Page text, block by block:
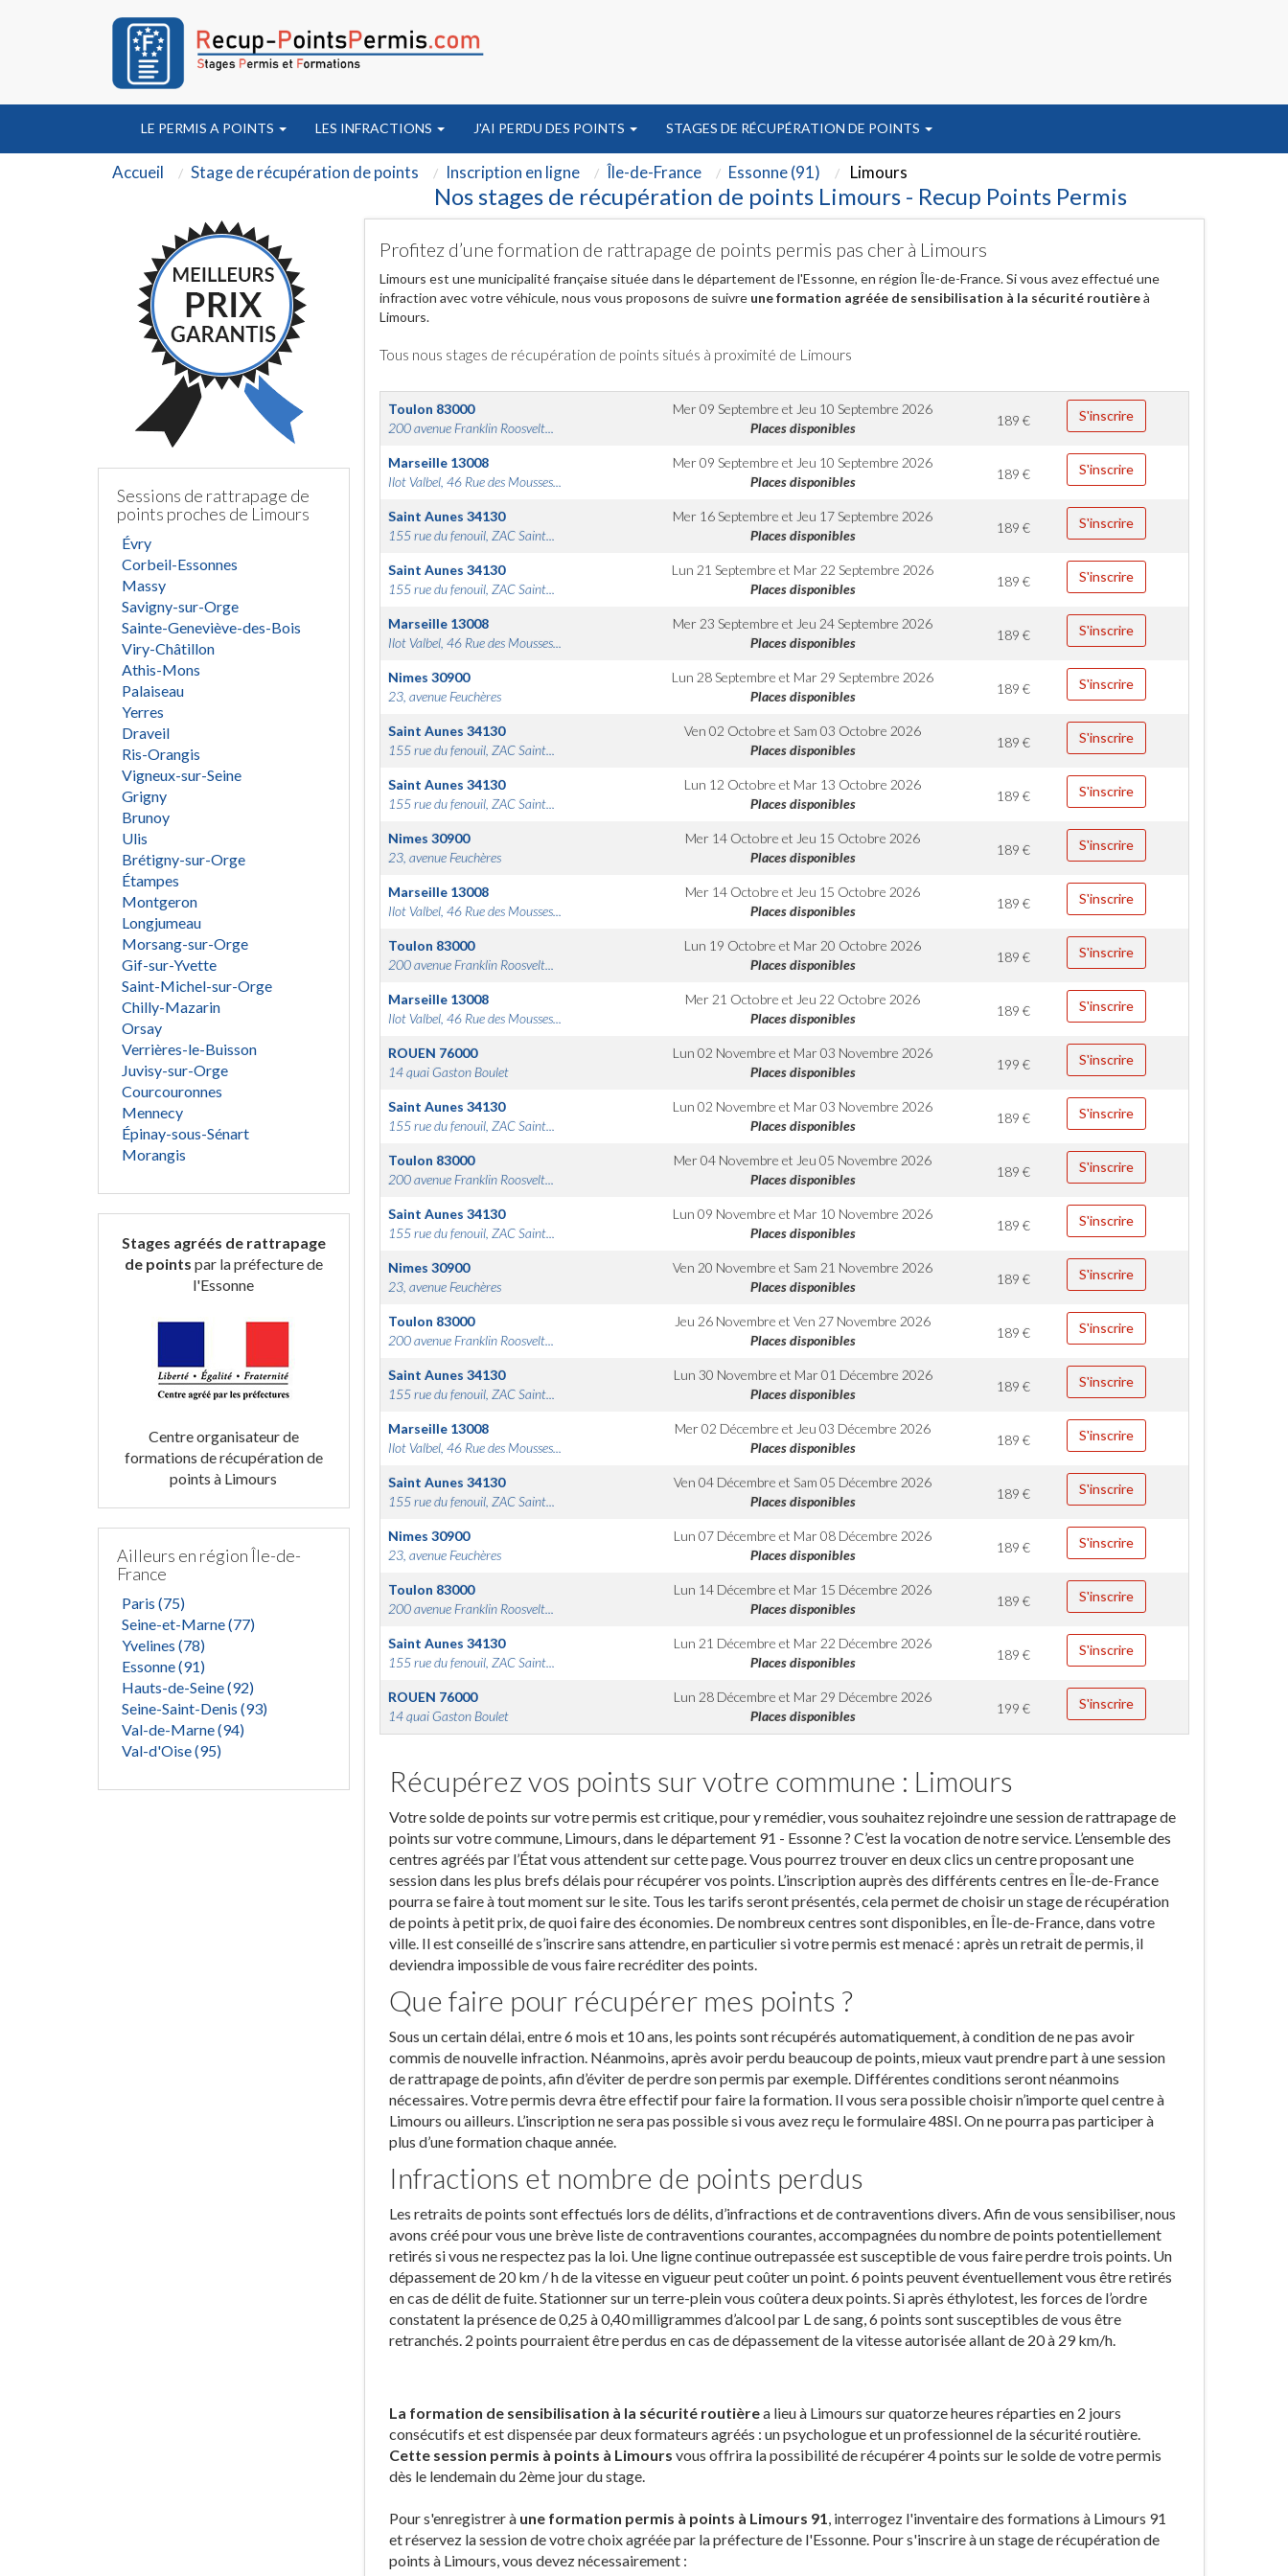
LE PERMIS A POINTS LES INFRACTIONS J'AI PERDU DES POINTS STAGES DE RÉCUPÉRATION DE POINTS
Accueil Stage de récupération de points Inscription en ligne Île-de-France Essonne (91) Limours
Nos stages de récupération de points Limours - Recup Points Permis
Sessions de rattrapage de
points proches de Limours
Évry
Corbeil-Essonnes
Massy
Savigny-sur-Orge
Sainte-Geneviève-des-Bois
Viry-Châtillon
Athis-Mons
Palaiseau
Yerres
Draveil
Ris-Orangis
Vigneux-sur-Seine
Grigny
Brunoy
Ulis
Brétigny-sur-Orge
Étampes
Montgeron
Longjumeau
Morsang-sur-Orge
Gif-sur-Yvette
Saint-Michel-sur-Orge
Chilly-Mazarin
Orsay
Verrières-le-Buisson
Juvisy-sur-Orge
Courcouronnes
Mennecy
Épinay-sous-Sénart
Morangis
Stages agréés de rattrapage
de points par la préfecture de
l'Essonne
Centre organisateur de
formations de récupération de
points à Limours
Ailleurs en région Île-de-
France
Paris (75)
Seine-et-Marne (77)
Yvelines (78)
Essonne (91)
Hauts-de-Seine (92)
Seine-Saint-Denis (93)
Val-de-Marne (94)
Val-d'Oise (95)
Profitez d’une formation de rattrapage de points permis pas cher à Limours
Limours est une municipalité française située dans le département de l'Essonne, en région Île-de-France. Si vous avez effectué une
infraction avec votre véhicule, nous vous proposons de suivre une formation agréée de sensibilisation à la sécurité routièreà
Limours.
Tous nous stages de récupération de points situés à proximité de Limours
Toulon 83000
200 avenue Franklin Roosvelt...
Mer 09 Septembre et Jeu 10 Septembre 2026
Places disponibles
189€ S'inscrire
Marseille 13008
Ilot Valbel, 46 Rue des Mousses...
Mer 09 Septembre et Jeu 10 Septembre 2026
Places disponibles
189€ S'inscrire
Saint Aunes 34130
155 rue du fenouil, ZAC Saint...
Mer 16 Septembre et Jeu 17 Septembre 2026
Places disponibles
189€ S'inscrire
Saint Aunes 34130
155 rue du fenouil, ZAC Saint...
Lun 21 Septembre et Mar 22 Septembre 2026
Places disponibles
189€ S'inscrire
Marseille 13008
Ilot Valbel, 46 Rue des Mousses...
Mer 23 Septembre et Jeu 24 Septembre 2026
Places disponibles
189€ S'inscrire
Nimes 30900
23, avenue Feuchères
Lun 28 Septembre et Mar 29 Septembre 2026
Places disponibles
189€ S'inscrire
Saint Aunes 34130
155 rue du fenouil, ZAC Saint...
Ven 02 Octobre etSam 03 Octobre 2026
Places disponibles
189€ S'inscrire
Saint Aunes 34130
155 rue du fenouil, ZAC Saint...
Lun 12 Octobre et Mar 13 Octobre 2026
Places disponibles
189€ S'inscrire
Nimes 30900
23, avenue Feuchères
Mer 14 Octobre et Jeu 15 Octobre 2026
Places disponibles
189€ S'inscrire
Marseille 13008
Ilot Valbel, 46 Rue des Mousses...
Mer 14 Octobre et Jeu 15 Octobre 2026
Places disponibles
189€ S'inscrire
Toulon 83000
200 avenue Franklin Roosvelt...
Lun 19 Octobre et Mar 20 Octobre 2026
Places disponibles
189€ S'inscrire
Marseille 13008
Ilot Valbel, 46 Rue des Mousses...
Mer 21 Octobre et Jeu 22 Octobre 2026
Places disponibles
189€ S'inscrire
ROUEN 76000
14 quai Gaston Boulet
Lun 02 Novembre et Mar 03 Novembre 2026
Places disponibles
199€ S'inscrire
Saint Aunes 34130
155 rue du fenouil, ZAC Saint...
Lun 02 Novembre et Mar 03 Novembre 2026
Places disponibles
189€ S'inscrire
Toulon 83000
200 avenue Franklin Roosvelt...
Mer 04 Novembre et Jeu 05 Novembre 2026
Places disponibles
189€ S'inscrire
Saint Aunes 34130
155 rue du fenouil, ZAC Saint...
Lun 09 Novembre et Mar 10 Novembre 2026
Places disponibles
189€ S'inscrire
Nimes 30900
23, avenue Feuchères
Ven 20 Novembre etSam 21 Novembre 2026
Places disponibles
189€ S'inscrire
Toulon 83000
200 avenue Franklin Roosvelt...
Jeu 26 Novembre etVen 27 Novembre 2026
Places disponibles
189€ S'inscrire
Saint Aunes 34130
155 rue du fenouil, ZAC Saint...
Lun 30 Novembre et Mar 01 Décembre 2026
Places disponibles
189€ S'inscrire
Marseille 13008
Ilot Valbel, 46 Rue des Mousses...
Mer 02 Décembre et Jeu 03 Décembre 2026
Places disponibles
189€ S'inscrire
Saint Aunes 34130
155 rue du fenouil, ZAC Saint...
Ven 04 Décembre etSam 05 Décembre 2026
Places disponibles
189€ S'inscrire
Nimes 30900
23, avenue Feuchères
Lun 07 Décembre et Mar 08 Décembre 2026
Places disponibles
189€ S'inscrire
Toulon 83000
200 avenue Franklin Roosvelt...
Lun 14 Décembre et Mar 15 Décembre 2026
Places disponibles
189€ S'inscrire
Saint Aunes 34130
155 rue du fenouil, ZAC Saint...
Lun 21 Décembre et Mar 22 Décembre 2026
Places disponibles
189€ S'inscrire
ROUEN 76000
14 quai Gaston Boulet
Lun 28 Décembre et Mar 29 Décembre 2026
Places disponibles
199€ S'inscrire
Récupérez vos points sur votre commune : Limours
Votre solde de points sur votre permis est critique, pour y remédier, vous souhaitez rejoindre une session de rattrapage de
points sur votre commune, Limours, dans le département 91 - Essonne ? C’est la vocation de notre service. L’ensemble des
centres agréés par l’État vous attendent sur cette page. Vous pourrez trouver en deux clics un centre proposant une
session dans les plus brefs délais pour récupérer vos points. L’inscription auprès des différents centres en Île-de-France
pourra se faire à tout moment sur le site. Tous les tarifs seront présentés, cela permet de choisir un stage de récupération
de points à petit prix, de quoi faire des économies. De nombreux centres sont disponibles, en Île-de-France, dans votre
ville. Il est conseillé de s’inscrire sans attendre, en particulier si votre permis est menacé : après un retrait de permis, il
deviendra impossible de vous faire recréditer des points.
Que faire pour récupérer mes points ?
Sous un certain délai, entre 6 mois et 10 ans, les points sont récupérés automatiquement, à condition de ne pas avoir
commis de nouvelle infraction. Néanmoins, après avoir perdu beaucoup de points, mieux vaut prendre part à une session
de rattrapage de points, afin d’éviter de perdre son permis par exemple. Différentes conditions seront néanmoins
nécessaires. Votre permis devra être effectif pour faire la formation. Il vous sera possible choisir n’importe quel centre à
Limours ou ailleurs. L’inscription ne sera pas possible si vous avez reçu le formulaire 48SI. On ne pourra pas participer à
plus d’une formation chaque année.
Infractions et nombre de points perdus
Les retraits de points sont effectués lors de délits, d’infractions et de contraventions divers. Afin de vous sensibiliser, nous
avons créé pour vous une brève liste de contraventions courantes, accompagnées du nombre de points potentiellement
retirés si vous ne respectez pas la loi. Une ligne continue outrepassée est susceptible de vous faire perdre trois points. Un
dépassement de 20 km / h de la vitesse en vigueur peut coûter un point. 6 points peuvent éventuellement vous être retirés
en cas de délit de fuite. Stationner sur un terre-plein vous coûtera deux points. Si après éthylotest, les forces de l’ordre
constatent la présence de 0,25 à 0,40 milligrammes d’alcool par L de sang, 6 points sont susceptibles de vous être
retranchés. 2 points pourraient être perdus en cas de dépassement de la vitesse autorisée allant de 20 à 29 km/h.
La formation de sensibilisation à la sécurité routièrea lieu à Limours sur quatorze heures réparties en 2 jours
consécutifs et est dispensée par deux formateurs agréés : un psychologue et un professionnel de la sécurité routière.
Cette session permis à points à Limours vous offrira la possibilité de récupérer 4 points sur le solde de votre permis
dès le lendemain du 2ème jour du stage.
Pour s'enregistrer à une formation permis à points à Limours 91, interrogez l'inventaire des formations à Limours 91
et réservez la session de votre choix agréée par la préfecture de l'Essonne. Pour s'inscrire à un stage de récupération de
points à Limours, vous devez nécessairement :